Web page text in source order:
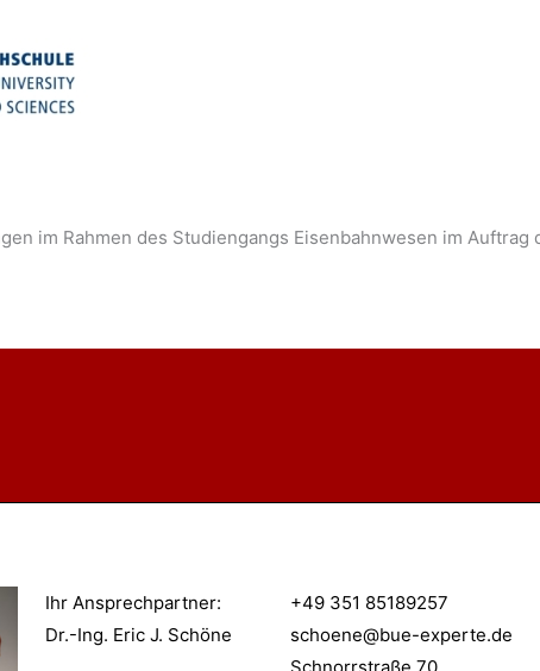
im Rahmen des Studiengangs Eisenbahnwesen im Auftrag
Ihr Ansprechpartner:
Dr.-Ing. Eric J. Schöne
+49 351 85189257
schoene@bue-experte.de